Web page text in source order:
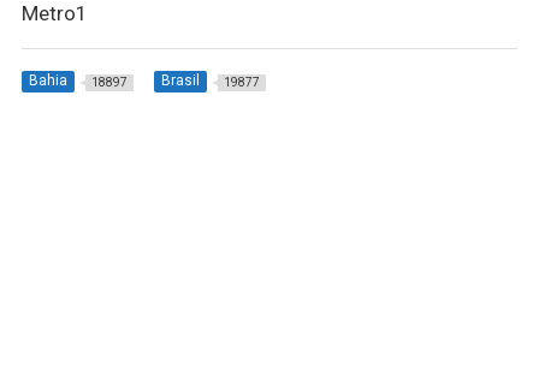
Metro1
Bahia 18897 Brasil 19877